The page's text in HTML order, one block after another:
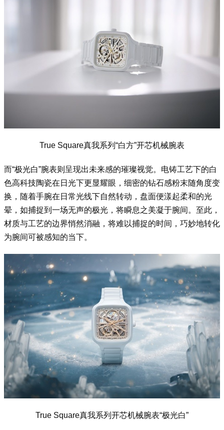
True Square真我系列“白方”开芯机械腕表
而“极光白”腕表则呈现出未来感的璀璨视觉。电铸工艺下的白
色高科技陶瓷在日光下更显耀眼，细密的钻石感粉末随角度变
换，随着手腕在日常光线下自然转动，盘面便漾起柔和的光
晕，如捕捉到一场无声的极光，将瞬息之美凝于腕间。至此，
材质与工艺的边界悄然消融，将难以捕捉的时间，巧妙地转化
为腕间可被感知的当下。
True Square真我系列开芯机械腕表“极光白”